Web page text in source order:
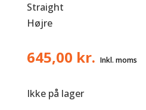
Straight
Højre
645,00 kr.
Ikke på lager